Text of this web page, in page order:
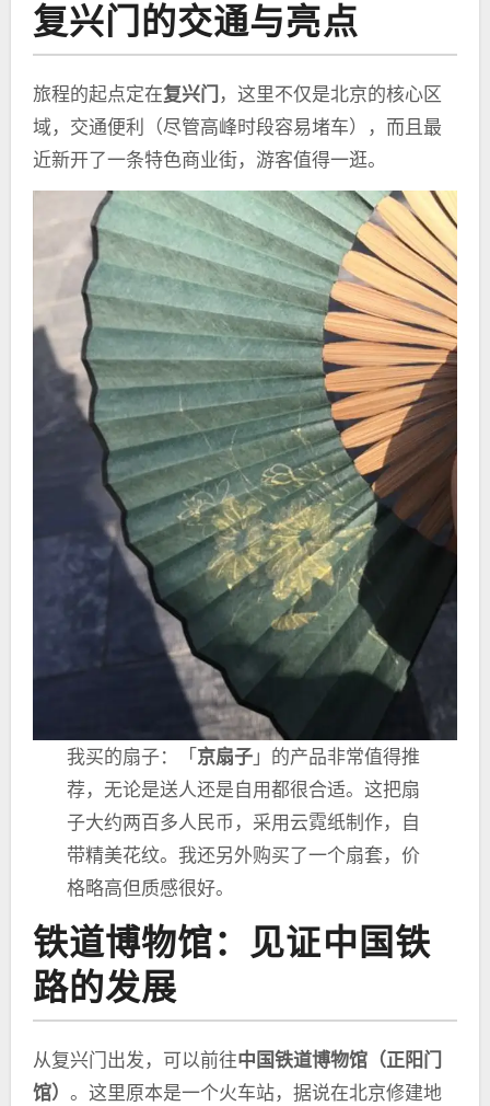
复兴门的交通与亮点
旅程的起点定在复兴门 ，这里不仅是北京的核心区
域，交通便利（尽管高峰时段容易堵车），而且最
近新开了一条特色商业街，游客值得一逛。
我买的扇子：「 京扇子」的产品非常值得推
荐，无论是送人还是自用都很合适。这把扇
子大约两百多人民币，采用云霓纸制作，自
带精美花纹。我还另外购买了一个扇套，价
格略高但质感很好。
铁道博物馆：见证中国铁
路的发展
从复兴门出发，可以前往中国铁道博物馆（正阳门
馆） 。这里原本是一个火车站，据说在北京修建地